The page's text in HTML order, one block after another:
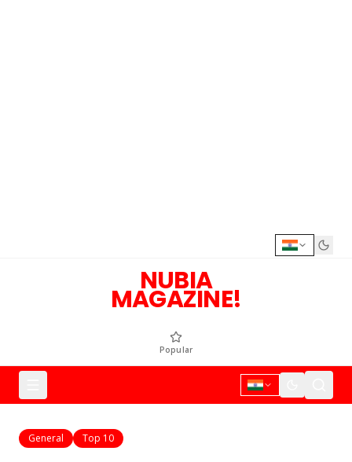
NUBIA
MAGAZINE!
Popular
General Top 10